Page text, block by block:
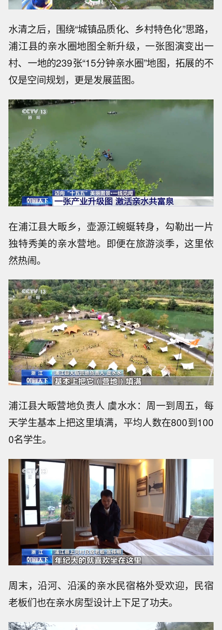
水清之后，围绕“城镇品质化、乡村特色化”思路，
浦江县的亲水圈地图全新升级，一张图演变出一
村、一地的239张“15分钟亲水圈”地图，拓展的不
仅是空间规划，更是发展蓝图。
在浦江县大畈乡，壶源江蜿蜒转身，勾勒出一片
独特秀美的亲水营地。即便在旅游淡季，这里依
然热闹。
浦江县大畈营地负责人 虞水水：周一到周五，每
天学生基本上把这里填满，平均人数在800到100
0名学生。
周末，沿河、沿溪的亲水民宿格外受欢迎，民宿
老板们也在亲水房型设计上下足了功夫。